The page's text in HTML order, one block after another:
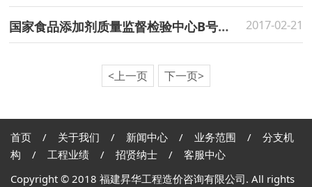
国家食品添加剂质量监督检验中心B号楼、国家建筑装饰装修产品质量监督检验中心D号楼二次装修工程（设计） 方案设计招标中标候选人公示 2017-02-21
<上一页 下一页>
首页/ 关于我们 / 新闻中心/ 业务范围 / 分支机
构 / 工程业绩 / 招贤纳士 / 客服中心
Copyright © 2018 福建昇华工程造价咨询有限公司. All rights